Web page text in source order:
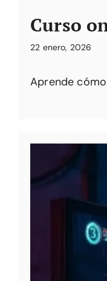
Curso
22 enero, 2026
Aprende